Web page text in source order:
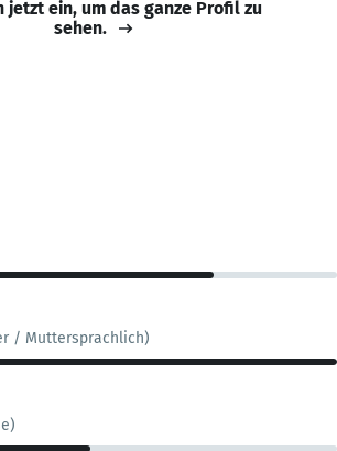
jetzt ein, um das ganze Profil zu
sehen.
/ Muttersprachlich)